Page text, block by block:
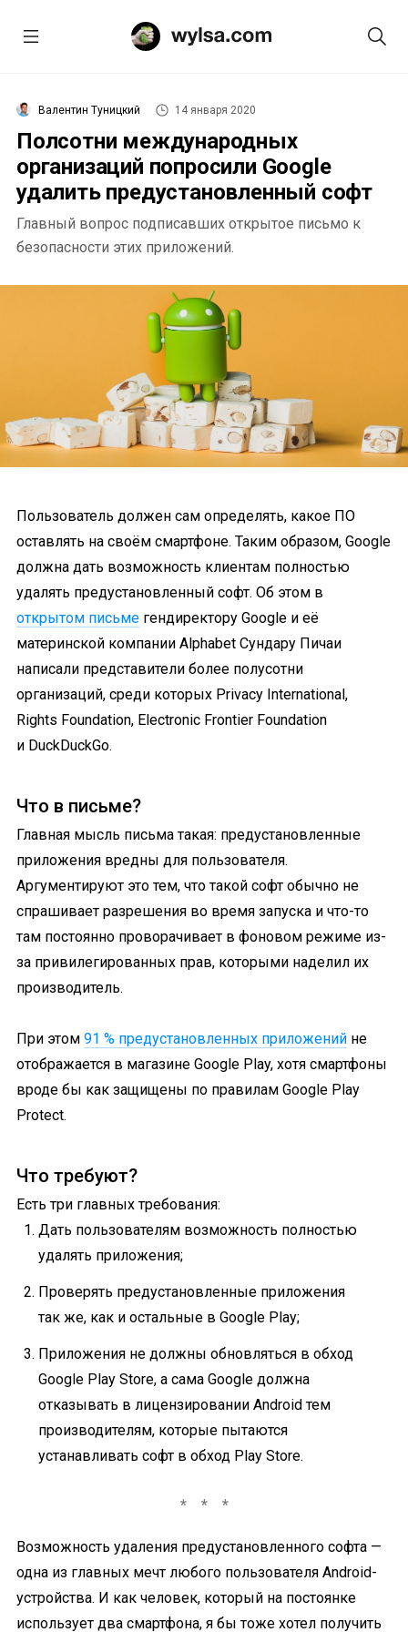
Валентин Туницкий 14 января 2020
Полсотни международных
организаций попросили Google
удалить предустановленный софт
Главный вопрос подписавших открытое письмо к
безопасности этих приложений.
Пользователь должен сам определять, какое ПО
оставлять на своём смартфоне. Таким образом, Google
должна дать возможность клиентам полностью
удалять предустановленный софт. Об этом в
открытом письме гендиректору Google и её
материнской компании Alphabet Сундару Пичаи
написали представители более полусотни
организаций, среди которых Privacy International,
Rights Foundation, Electronic Frontier Foundation
и DuckDuckGo.
Что в письме?
Главная мысль письма такая: предустановленные
приложения вредны для пользователя.
Аргументируют это тем, что такой софт обычно не
спрашивает разрешения во время запуска и что-то
там постоянно проворачивает в фоновом режиме из-
за привилегированных прав, которыми наделил их
производитель.
При этом 91 % предустановленных приложений не
отображается в магазине Google Play, хотя смартфоны
вроде бы как защищены по правилам Google Play
Protect.
Что требуют?
Есть три главных требования:
Дать пользователям возможность полностью
удалять приложения;
Проверять предустановленные приложения
так же, как и остальные в Google Play;
Приложения не должны обновляться в обход
Google Play Store, а сама Google должна
отказывать в лицензировании Android тем
производителям, которые пытаются
устанавливать софт в обход Play Store.
Возможность удаления предустановленного софта —
одна из главных мечт любого пользователя Android-
устройства. И как человек, который на постоянке
использует два смартфона, я бы тоже хотел получить